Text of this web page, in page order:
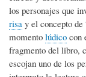
los personajes que
risa y el concepto de
momento lúdico con
fragmento del libro,
escojan uno de los